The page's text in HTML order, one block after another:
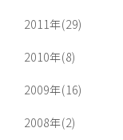
2011年(29)
2010年(8)
2009年(16)
2008年(2)